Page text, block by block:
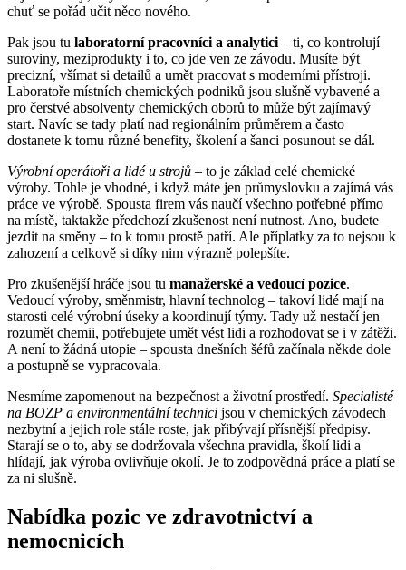
chuť se pořád učit něco nového.
Pak jsou tu laboratorní pracovníci a analytici – ti, co kontrolují
suroviny, meziprodukty i to, co jde ven ze závodu. Musíte být
precizní, všímat si detailů a umět pracovat s moderními přístroji.
Laboratoře místních chemických podniků jsou slušně vybavené a
pro čerstvé absolventy chemických oborů to může být zajímavý
start. Navíc se tady platí nad regionálním průměrem a často
dostanete k tomu různé benefity, školení a šanci posunout se dál.
Výrobní operátoři a lidé u strojů – to je základ celé chemické
výroby. Tohle je vhodné, i když máte jen průmyslovku a zajímá vás
práce ve výrobě. Spousta firem vás naučí všechno potřebné přímo
na místě, taktakže předchozí zkušenost není nutnost. Ano, budete
jezdit na směny – to k tomu prostě patří. Ale příplatky za to nejsou k
zahození a celkově si díky nim výrazně polepšíte.
Pro zkušenější hráče jsou tu manažerské a vedoucí pozice.
Vedoucí výroby, směnmistr, hlavní technolog – takoví lidé mají na
starosti celé výrobní úseky a koordinují týmy. Tady už nestačí jen
rozumět chemii, potřebujete umět vést lidi a rozhodovat se i v zátěži.
A není to žádná utopie – spousta dnešních šéfů začínala někde dole
a postupně se vypracovala.
Nesmíme zapomenout na bezpečnost a životní prostředí. Specialisté
na BOZP a environmentální technici jsou v chemických závodech
nezbytní a jejich role stále roste, jak přibývají přísnější předpisy.
Starají se o to, aby se dodržovala všechna pravidla, školí lidi a
hlídají, jak výroba ovlivňuje okolí. Je to zodpovědná práce a platí se
za ni slušně.
Nabídka pozic ve zdravotnictví a
nemocnicích